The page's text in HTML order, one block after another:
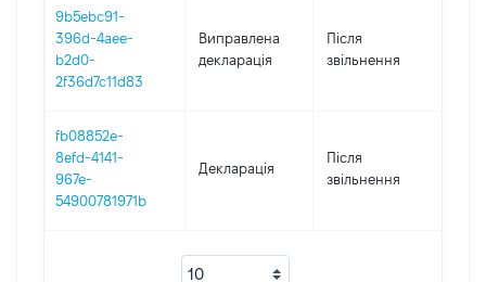
9b5ebc91-
396d-4aee-
b2d0-
2f36d7c11d83
Виправлена
декларація
Після
звільнення
fb08852e-
8efd-4141-
967e-
54900781971b
Декларація
Після
звільнення